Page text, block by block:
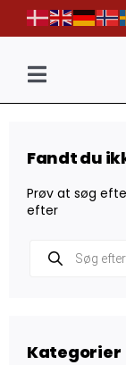
content
Toggle
Shop
Nyheder
Kontakt
Kategorier
Fandt du
Prøv at søg
efter
search